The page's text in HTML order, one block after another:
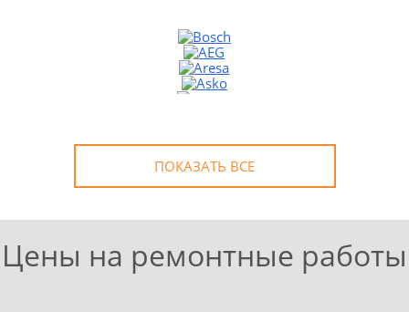
ПОКАЗАТЬ ВСЕ
Цены на ремонтные работы